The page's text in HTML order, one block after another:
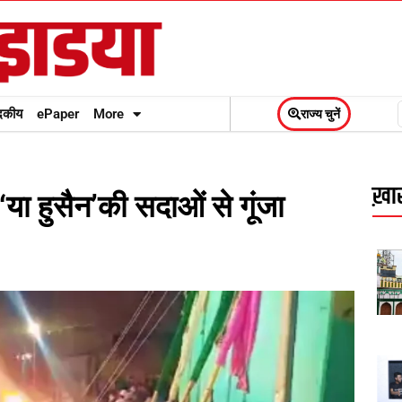
ePaper More राज्य चुनें
हुसैन’की सदाओं से गूंजा